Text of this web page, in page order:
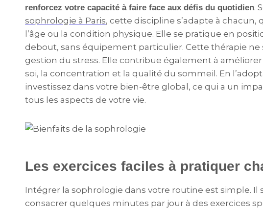
renforcez votre capacité à faire face aux défis du quotidien.
sophrologie à Paris, cette discipline s’adapte à chacun,
l’âge ou la condition physique. Elle se pratique en
debout, sans équipement particulier. Cette thérapie ne
gestion du stress. Elle contribue également à
soi, la concentration et la qualité du sommeil. En
investissez dans votre bien-être global, ce qui a un
tous les aspects de votre vie.
Les exercices faciles à pratiquer
Intégrer la sophrologie dans votre routine est simple. Il
consacrer quelques minutes par jour à des exercices